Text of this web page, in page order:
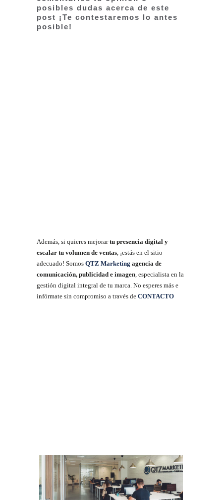
posibles dudas acerca de este
post ¡Te contestaremos lo antes
posible!
Además, si quieres mejorartu presencia digital y
escalar tu volumen de ventas , ¡estás en el sitio
adecuado! Somos QTZ Marketing agencia de
comunicación, publicidad e imagen , especialista en la
gestión digital integral de tu marca. No esperes más e
infórmate sin compromiso a través de CONTACTO